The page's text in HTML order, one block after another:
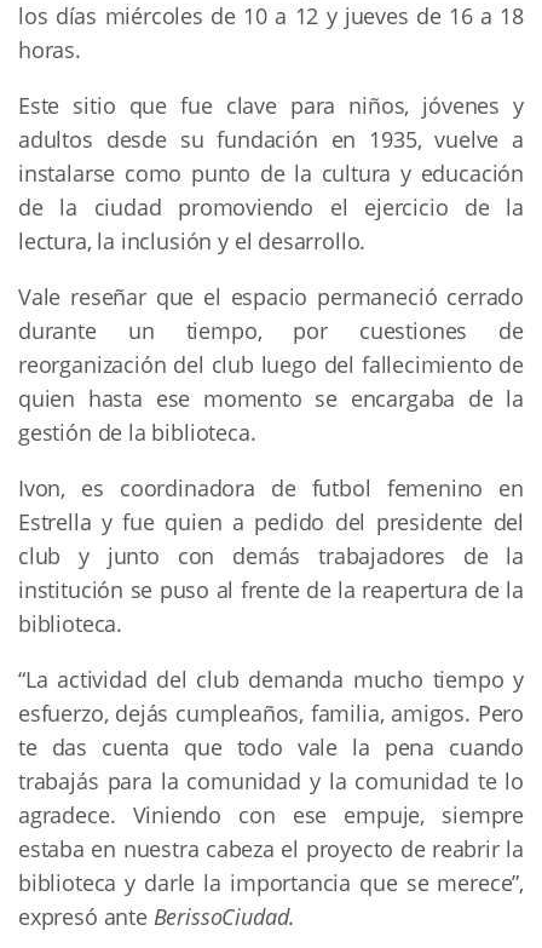
los días miércoles de 10 a 12 y jueves de 16 a 18
horas.
Este sitio que fue clave para niños, jóvenes y
adultos desde su fundación en 1935, vuelve a
instalarse como punto de la cultura y educación
de la ciudad promoviendo el ejercicio de la
lectura, la inclusión y el desarrollo.
Vale reseñar que el espacio permaneció cerrado
durante un tiempo, por cuestiones de
reorganización del club luego del fallecimiento de
quien hasta ese momento se encargaba de la
gestión de la biblioteca.
Ivon, es coordinadora de futbol femenino en
Estrella y fue quien a pedido del presidente del
club y junto con demás trabajadores de la
institución se puso al frente de la reapertura de la
biblioteca.
“La actividad del club demanda mucho tiempo y
esfuerzo, dejás cumpleaños, familia, amigos. Pero
te das cuenta que todo vale la pena cuando
trabajás para la comunidad y la comunidad te lo
agradece. Viniendo con ese empuje, siempre
estaba en nuestra cabeza el proyecto de reabrir la
biblioteca y darle la importancia que se merece”,
expresó ante BerissoCiudad.